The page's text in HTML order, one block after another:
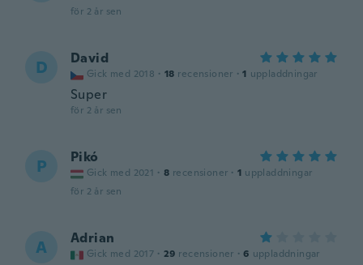
för 2 år sen
D David
Gick med 2018 · 18 recensioner · 1 uppladdningar
Super
för 2 år sen
P Pikó
Gick med 2021 · 8 recensioner · 1 uppladdningar
för 2 år sen
A Adrian
Gick med 2017 · 29 recensioner · 6 uppladdningar